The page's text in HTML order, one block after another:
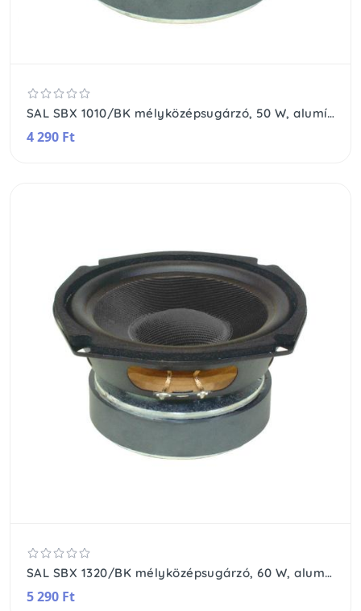
SAL SBX 1010/BK mélyközépsugárzó, 50 W, alumínium csévetest, 2 rétegű hangtekercs, 10 Oz mágnes
4 290 Ft
SAL SBX 1320/BK mélyközépsugárzó, 60 W, alumínium csévetest, 4 rétegű hangtekercs, 20 Oz mágnes
5 290 Ft